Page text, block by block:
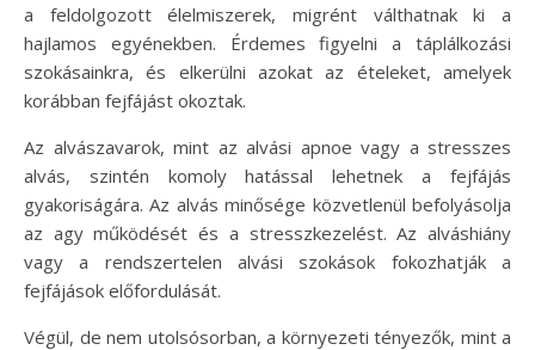
a feldolgozott élelmiszerek, migrént válthatnak ki a
hajlamos egyénekben. Érdemes figyelni a táplálkozási
szokásainkra, és elkerülni azokat az ételeket, amelyek
korábban fejfájást okoztak.
Az alvászavarok, mint az alvási apnoe vagy a stresszes
alvás, szintén komoly hatással lehetnek a fejfájás
gyakoriságára. Az alvás minősége közvetlenül befolyásolja
az agy működését és a stresszkezelést. Az alváshiány
vagy a rendszertelen alvási szokások fokozhatják a
fejfájások előfordulását.
Végül, de nem utolsósorban, a környezeti tényezők, mint a